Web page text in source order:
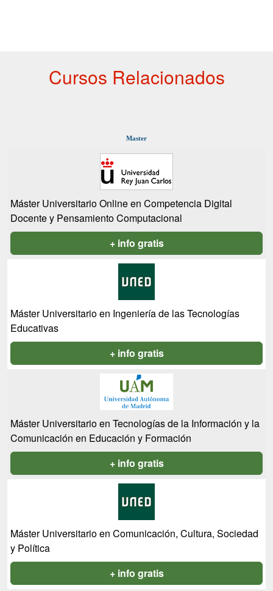
Cursos Relacionados
Master
Máster Universitario Online en Competencia Digital
Docente y Pensamiento Computacional
+ info gratis
Máster Universitario en Ingeniería de las Tecnologías
Educativas
+ info gratis
Máster Universitario en Tecnologías de la Información y la
Comunicación en Educación y Formación
+ info gratis
Máster Universitario en Comunicación, Cultura, Sociedad
y Política
+ info gratis